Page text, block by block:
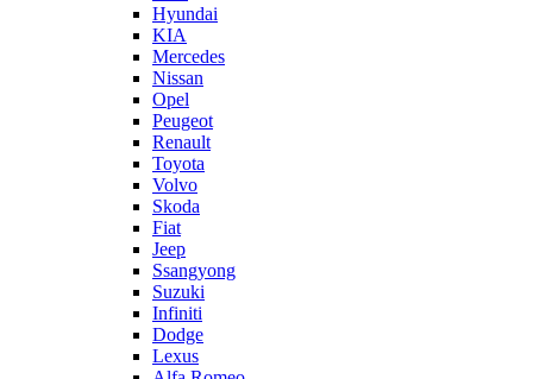
Hyundai
KIA
Mercedes
Nissan
Opel
Peugeot
Renault
Toyota
Volvo
Skoda
Fiat
Jeep
Ssangyong
Suzuki
Infiniti
Dodge
Lexus